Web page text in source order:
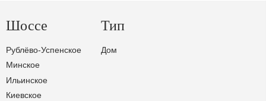
Шоссе
Рублёво-Успенское
Минское
Ильинское
Киевское
Тип
Дом